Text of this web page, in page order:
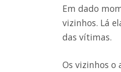
Em dado
vizinhos. Lá
das vítimas.
Os vizinhos o